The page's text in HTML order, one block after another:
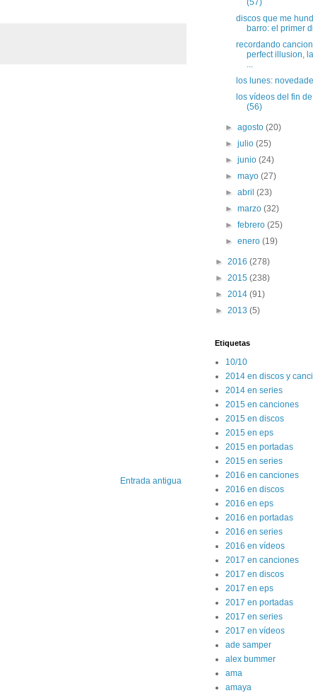
Entrada antigua
(57)
discos que me
barro: el primer
recordando
perfect illusion,
...
los lunes:
los vídeos del fin
(56)
►agosto(20)
►julio(25)
►junio(24)
►mayo(27)
►abril(23)
►marzo(32)
►febrero(25)
►enero(19)
► 2016 (278)
► 2015 (238)
► 2014 (91)
► 2013 (5)
Etiquetas
10/10
2014 en discos y
2014 en series
2015 en canciones
2015 en discos
2015 en eps
2015 en portadas
2015 en series
2016 en canciones
2016 en discos
2016 en eps
2016 en portadas
2016 en series
2016 en vídeos
2017 en canciones
2017 en discos
2017 en eps
2017 en portadas
2017 en series
2017 en vídeos
ade samper
alex bummer
ama
amaya